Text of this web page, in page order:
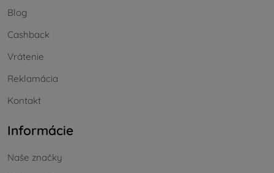
Blog
Cashback
Vrátenie
Reklamácia
Kontakt
Informácie
Naše značky